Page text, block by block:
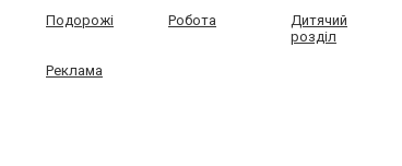
Подорожі Робота
Дитячий
розділ
Реклама